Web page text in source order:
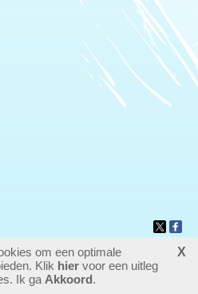
- 1 online
login
om een optimale
Klik hiervoor een uitleg
Ik ga Akkoord.
X